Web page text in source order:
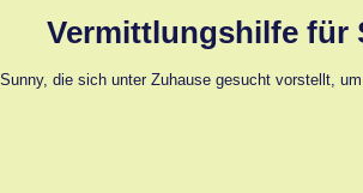
Vermittlungshilfe für
die sich unter Zuhause gesucht vorstellt,